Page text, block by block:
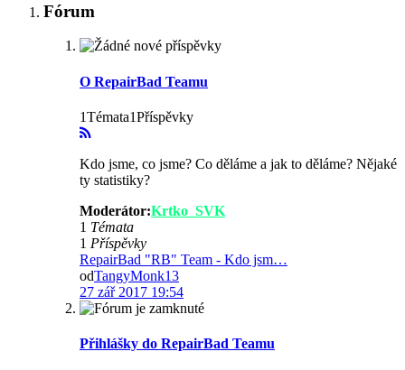
Fórum
O RepairBad Teamu
1Témata1Příspěvky
Kdo jsme, co jsme? Co děláme a jak to děláme? Nějaké
ty statistiky?
Moderátor:Krtko_SVK
1 Témata
1 Příspěvky
RepairBad "RB" Team - Kdo jsm…
odTangyMonk13
27 zář 2017 19:54
Přihlášky do RepairBad Teamu